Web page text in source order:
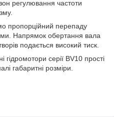
регулювання частоти
пропорційний перепаду
Напрямок обертання вала
подається високий тиск.
гідромотори серії BV10 прості
габаритні розміри.